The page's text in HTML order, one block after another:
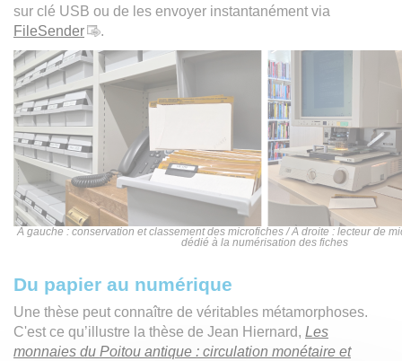
sur clé USB ou de les envoyer instantanément via
FileSender
.
À gauche : conservation et classement des microfiches / À droite : lecteur de
dédié à la numérisation des fiches
Du papier au numérique
Une thèse peut connaître de véritables métamorphoses.
C'est ce qu’illustre la thèse de Jean Hiernard, Les
monnaies du Poitou antique : circulation monétaire et